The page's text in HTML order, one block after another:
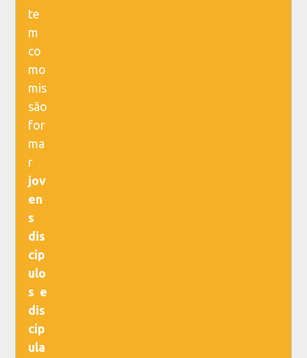
te
m
co
mo
mis
são
for
ma
r
jov
en
s
dis
cíp
ulo
s e
dis
cíp
ula